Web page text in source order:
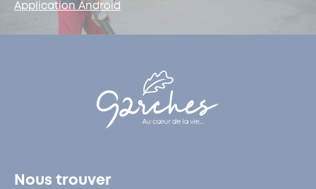
Application Android
Nous trouver